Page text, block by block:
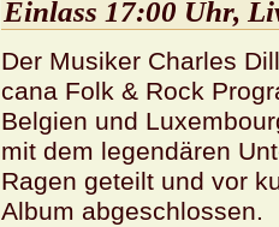
Ein­lass 17:00 Uhr,
Der Mu­si­ker Charles
ca­na Folk & Rock
Bel­gi­en und
mit dem le­gen­dä­ren
Ragen ge­teilt und vor
Album ab­ge­schlos­sen.